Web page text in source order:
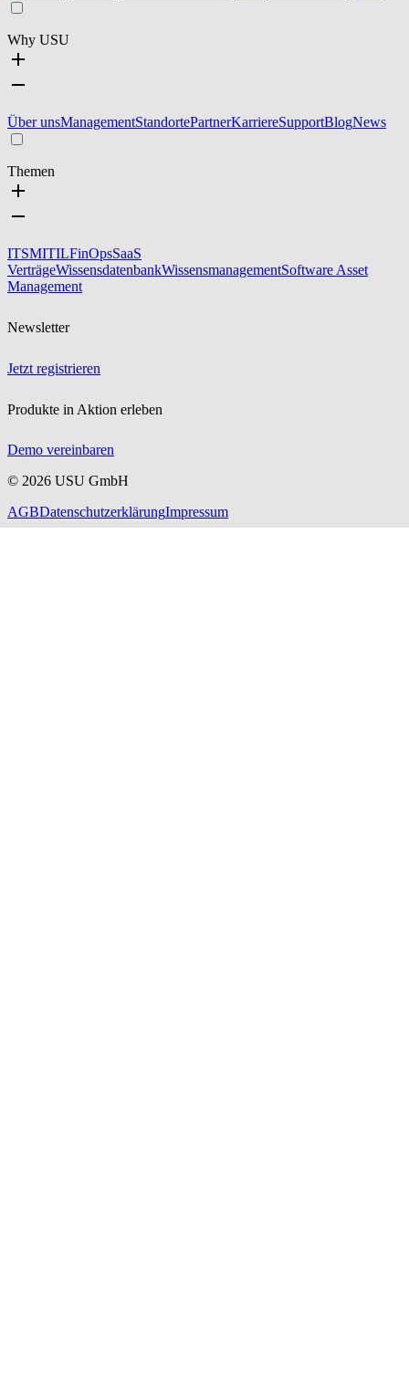
Why USU
Über unsManagementStandortePartnerKarriereSupportBlogNews
Themen
ITSMITILFinOpsSaaS
VerträgeWissensdatenbankWissensmanagementSoftware Asset
Management
Newsletter
Jetzt registrieren
Produkte in Aktion erleben
Demo vereinbaren
© 2026 USU GmbH
AGBDatenschutzerklärungImpressum